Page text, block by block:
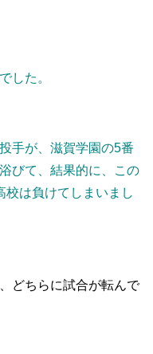
した。
手が、滋賀学園の5番
びて、結果的に、この
校は負けてしまいまし
どちらに試合が転んで